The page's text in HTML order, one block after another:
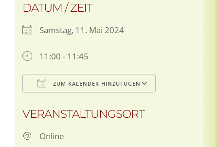
DATUM / ZEIT
Samstag, 11. Mai 2024
11:00 - 11:45
ZUM KALENDER HINZUFÜGEN
VERANSTALTUNGSORT
Online